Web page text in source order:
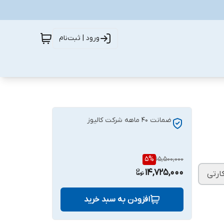
ورود | ثبت‌نام
ضمانت 40 ماهه شرکت کالیوز
15,500,000
5%
14,725,000
افزودن به سبد خرید